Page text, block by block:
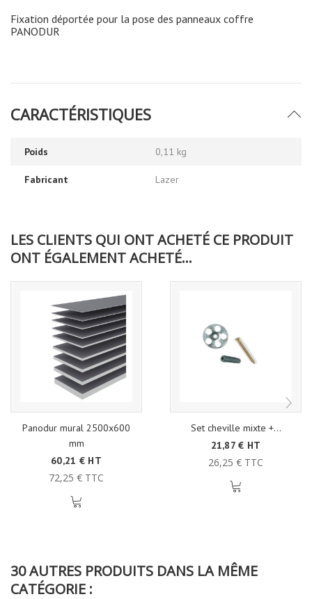
Fixation déportée pour la pose des panneaux coffre
PANODUR
CARACTÉRISTIQUES
Poids 0,11 kg
Fabricant Lazer
LES CLIENTS QUI ONT ACHETÉ CE PRODUIT
ONT ÉGALEMENT ACHETÉ...
Panodur mural 2500x600
mm
60,21 € HT
72,25 € TTC
Set cheville mixte +...
21,87 € HT
26,25 € TTC
30 AUTRES PRODUITS DANS LA MÊME
CATÉGORIE :